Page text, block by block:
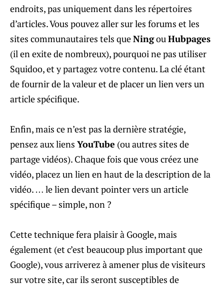
endroits, pas uniquement dans les répertoires
d’articles. Vous pouvez aller sur les forums et les
sites communautaires tels queNingouHubpages
(il en exite de nombreux), pourquoi ne pas utiliser
Squidoo, et y partagez votre contenu. La clé étant
de fournir de la valeur et de placer un lien vers un
article spécifique.
Enfin, mais ce n’est pas la dernière stratégie,
pensez aux liens YouTube (ou autres sites de
partage vidéos). Chaque fois que vous créez une
vidéo, placez un lien en haut de la description de la
vidéo. … le lien devant pointer vers un article
spécifique – simple, non ?
Cette technique fera plaisir à Google, mais
également (et c’est beaucoup plus important que
Google), vous arriverez à amener plus de visiteurs
sur votre site, car ils seront susceptibles de